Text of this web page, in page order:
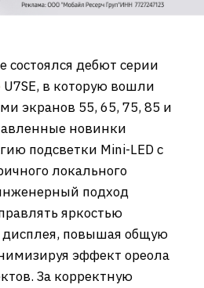
дебют серии
U7SE, в которую вошли
экранов 55, 65, 75, 85 и
новинки
подсветки Mini-LED с
локального
подход
яркостью
дисплея, повышая общую
эффект ореола
За корректную